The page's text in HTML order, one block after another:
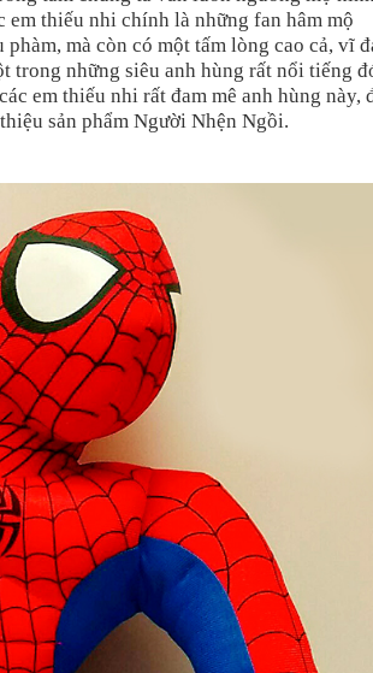
em thiếu nhi chính là những fan hâm mộ
mà còn có một tấm lòng cao cả, vĩ
trong những siêu anh hùng rất nổi tiếng
em thiếu nhi rất đam mê anh hùng này,
sản phẩm Người Nhện Ngồi.